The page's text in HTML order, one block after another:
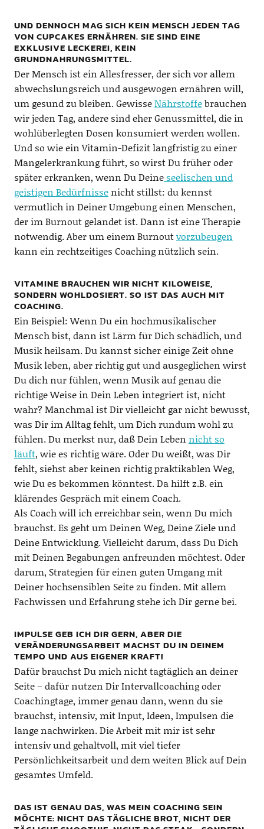
UND DENNOCH MAG SICH KEIN MENSCH JEDEN TAG
VON CUPCAKES ERNÄHREN. SIE SIND EINE
EXKLUSIVE LECKEREI, KEIN
GRUNDNAHRUNGSMITTEL.
Der Mensch ist ein Allesfresser, der sich vor allem
abwechslungsreich und ausgewogen ernähren will,
um gesund zu bleiben. GewisseNährstoffebrauchen
wir jeden Tag, andere sind eher Genussmittel, die in
wohlüberlegten Dosen konsumiert werden wollen.
Und so wie ein Vitamin-Defizit langfristig zu einer
Mangelerkrankung führt, so wirst Du früher oder
später erkranken, wenn Du Deineseelischen und
geistigen Bedürfnissenicht stillst: du kennst
vermutlich in Deiner Umgebung einen Menschen,
der im Burnout gelandet ist. Dann ist eine Therapie
notwendig. Aber um einem Burnoutvorzubeugen
kann ein rechtzeitiges Coaching nützlich sein.
VITAMINE BRAUCHEN WIR NICHT KILOWEISE,
SONDERN WOHLDOSIERT. SO IST DAS AUCH MIT
COACHING.
Ein Beispiel: Wenn Du ein hochmusikalischer
Mensch bist, dann ist Lärm für Dich schädlich, und
Musik heilsam. Du kannst sicher einige Zeit ohne
Musik leben, aber richtig gut und ausgeglichen wirst
Du dich nur fühlen, wenn Musik auf genau die
richtige Weise in Dein Leben integriert ist, nicht
wahr? Manchmal ist Dir vielleicht gar nicht bewusst,
was Dir im Alltag fehlt, um Dich rundum wohl zu
fühlen. Du merkst nur, daß Dein Leben nicht so
läuft, wie es richtig wäre. Oder Du weißt, was Dir
fehlt, siehst aber keinen richtig praktikablen Weg,
wie Du es bekommen könntest. Da hilft z.B. ein
klärendes Gespräch mit einem Coach.
Als Coach will ich erreichbar sein, wenn Du mich
brauchst. Es geht um Deinen Weg, Deine Ziele und
Deine Entwicklung. Vielleicht darum, dass Du Dich
mit Deinen Begabungen anfreunden möchtest. Oder
darum, Strategien für einen guten Umgang mit
Deiner hochsensiblen Seite zu finden. Mit allem
Fachwissen und Erfahrung stehe ich Dir gerne bei.
IMPULSE GEB ICH DIR GERN, ABER DIE
VERÄNDERUNGSARBEIT MACHST DU IN DEINEM
TEMPO UND AUS EIGENER KRAFT!
Dafür brauchst Du mich nicht tagtäglich an deiner
Seite – dafür nutzen Dir Intervallcoaching oder
Coachingtage, immer genau dann, wenn du sie
brauchst, intensiv, mit Input, Ideen, Impulsen die
lange nachwirken. Die Arbeit mit mir ist sehr
intensiv und gehaltvoll, mit viel tiefer
Persönlichkeitsarbeit und dem weiten Blick auf Dein
gesamtes Umfeld.
DAS IST GENAU DAS, WAS MEIN COACHING SEIN
MÖCHTE: NICHT DAS TÄGLICHE BROT, NICHT DER